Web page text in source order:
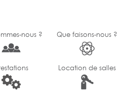
nous ? Que faisons-nous ?
Location de salles